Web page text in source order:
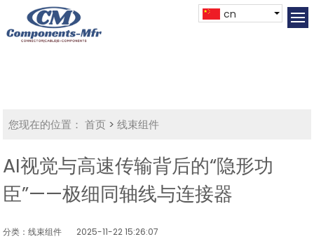
cn
您现在的位置： 首页 >线束组件
AI视觉与高速传输背后的“隐形功
臣”——极细同轴线与连接器
分类：线束组件 2025-11-22 15:26:07